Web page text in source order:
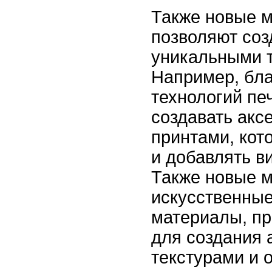
Также новые
позволяют
уникальными
Например,
технологий
создавать
принтами,
и добавлять
Также новые
материалы,
для создания
текстурами и